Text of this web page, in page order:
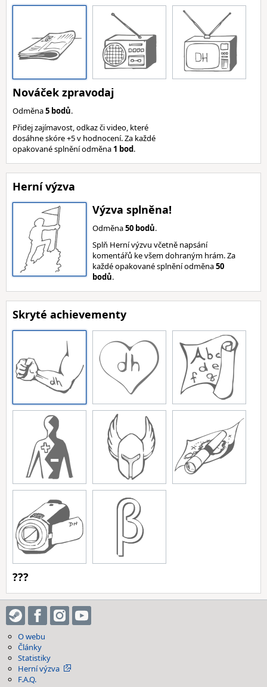
Nováček zpravodaj
Odměna5 bodů.
Přidej zajímavost, odkaz či video, které
dosáhne skóre +5 v hodnocení. Za každé
opakované splnění odměna 1 bod.
Herní výzva
Výzva splněna!
Odměna50 bodů.
Splň Herní výzvu včetně napsání
komentářů ke všem dohraným hrám. Za
každé opakované splnění odměna50
bodů.
Skryté achievementy
???
O webu
Články
Statistiky
Herní výzva
F.A.Q.